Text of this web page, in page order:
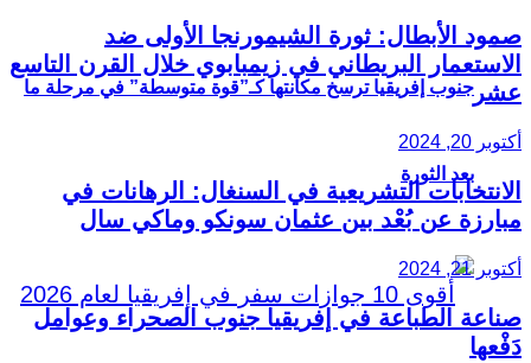
جنوب إفريقيا ترسخ مكانتها كـ”قوة متوسطة” في مرحلة ما
بعد الثورة
صمود الأبطال: ثورة الشيمورنجا الأولى ضد
الاستعمار البريطاني في زيمبابوي خلال القرن التاسع
عشر
أكتوبر 20, 2024
الانتخابات التشريعية في السنغال: الرهانات في
مبارزة عن بُعْد بين عثمان سونكو وماكي سال
أكتوبر 21, 2024
صناعة الطباعة في إفريقيا جنوب الصحراء وعوامل
دَفْعها